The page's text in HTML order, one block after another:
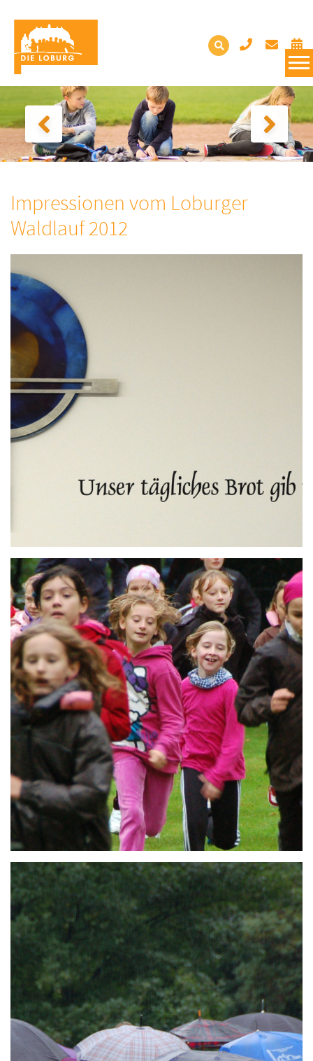
Impressionen vom Loburger
Waldlauf 2012